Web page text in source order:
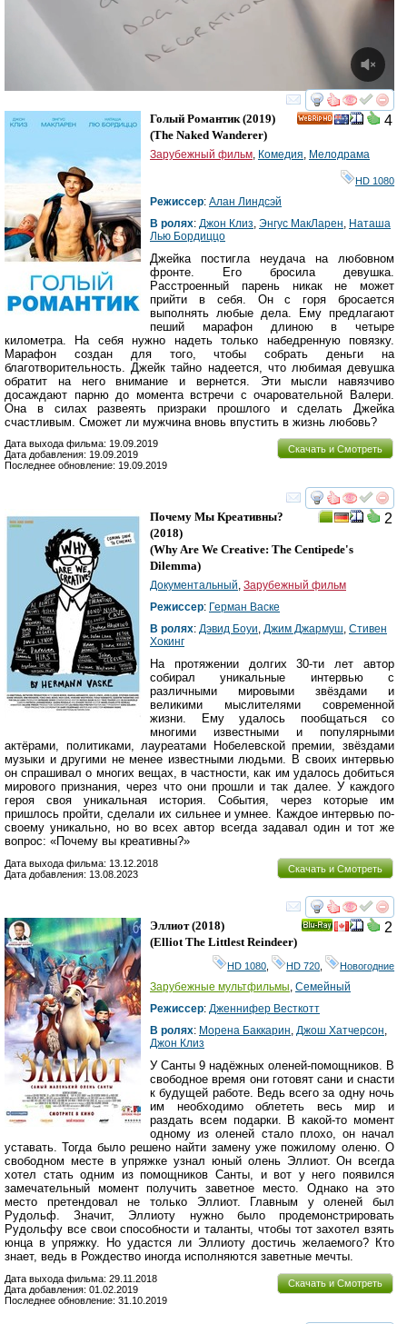
смотреть
4
Голый Романтик (2019)
(The Naked Wanderer)
Зарубежный фильм Комедия Мелодрама
HD 1080
Режиссер: Алан Линдсэй
В ролях: Джон Клиз Энгус МакЛарен Наташа
Лью Бордиццо
Джейка постигла неудача на любовном
фронте. Его бросила девушка.
Расстроенный парень никак не может
прийти в себя. Он с горя бросается
выполнять любые дела. Ему предлагают
пеший марафон длиною в четыре
километра. На себя нужно надеть только набедренную повязку.
Марафон создан для того, чтобы собрать деньги на
благотворительность. Джейк тайно надеется, что любимая девушка
обратит на него внимание и вернется. Эти мысли навязчиво
досаждают парню до момента встречи с очаровательной Валери.
Она в силах развеять призраки прошлого и сделать Джейка
счастливым. Сможет ли мужчина вновь впустить в жизнь любовь?
Скачать и Смотреть
Дата выхода фильма: 19.09.2019
Дата добавления: 19.09.2019
Последнее обновление: 19.09.2019
смотреть
2
Почему Мы Креативны?
(2018)
(Why Are We Creative: The Centipede's
Dilemma)
Документальный, Зарубежный фильм
Режиссер: Герман Васке
В ролях: Дэвид Боуи, Джим Джармуш, Стивен
Хокинг
На протяжении долгих 30-ти лет автор
собирал уникальные интервью с
различными мировыми звёздами и
великими мыслителями современной
жизни. Ему удалось пообщаться со
многими известными и популярными
актёрами, политиками, лауреатами Нобелевской премии, звёздами
музыки и другими не менее известными людьми. В своих интервью
он спрашивал о многих вещах, в частности, как им удалось добиться
мирового признания, через что они прошли и так далее. У каждого
героя своя уникальная история. События, через которые им
пришлось пройти, сделали их сильнее и умнее. Каждое интервью по-
своему уникально, но во всех автор всегда задавал один и тот же
вопрос: «Почему вы креативны?»
Скачать и Смотреть
Дата выхода фильма: 13.12.2018
Дата добавления: 13.08.2023
смотреть
2
Эллиот(2018)
(Elliot The Littlest Reindeer)
HD 1080 HD 720 Новогодние
Зарубежные мультфильмы, Семейный
Режиссер: Дженнифер Весткотт
В ролях: Морена Баккарин, Джош Хатчерсон,
Джон Клиз
У Санты 9 надёжных оленей-помощников. В
свободное время они готовят сани и снасти
к будущей работе. Ведь всего за одну ночь
им необходимо облететь весь мир и
раздать всем подарки. В какой-то момент
одному из оленей стало плохо, он начал
уставать. Тогда было решено найти замену уже пожилому оленю. О
свободном месте в упряжке узнал юный олень Эллиот. Он всегда
хотел стать одним из помощников Санты, и вот у него появился
замечательный момент получить заветное место. Однако на это
место претендовал не только Эллиот. Главным у оленей был
Рудольф. Значит, Эллиоту нужно было продемонстрировать
Рудольфу все свои способности и таланты, чтобы тот захотел взять
юнца в упряжку. Но удастся ли Эллиоту достичь желаемого? Кто
знает, ведь в Рождество иногда исполняются заветные мечты.
Скачать и Смотреть
Дата выхода фильма: 29.11.2018
Дата добавления: 01.02.2019
Последнее обновление: 31.10.2019